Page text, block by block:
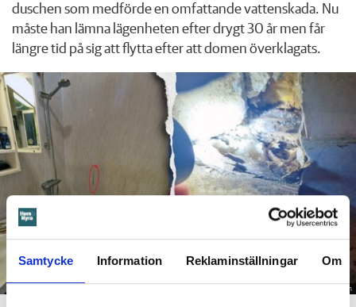
Samtycke Information Reklaminställningar Om
duschen som medförde en omfattande vattenskada. Nu
måste han lämna lägenheten efter drygt 30 år men får
längre tid på sig att flytta efter att domen överklagats.
Foto: Hyresnämnden